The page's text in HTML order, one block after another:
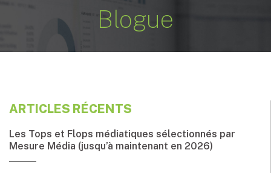
Blogue
ARTICLES RÉCENTS
Les Tops et Flops médiatiques sélectionnés par
Mesure Média (jusqu’à maintenant en 2026)